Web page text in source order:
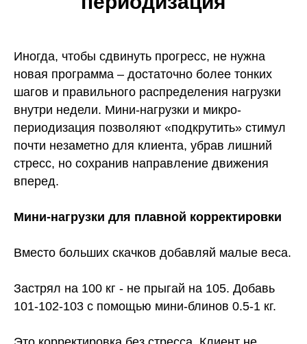
Иногда, чтобы сдвинуть прогресс, не нужна
новая программа – достаточно более тонких
шагов и правильного распределения нагрузки
внутри недели. Мини-нагрузки и микро-
периодизация позволяют «подкрутить» стимул
почти незаметно для клиента, убрав лишний
стресс, но сохранив направление движения
вперед.
Мини-нагрузки для плавной корректировки
Вместо больших скачков добавляй малые веса.
Застрял на 100 кг - не прыгай на 105. Добавь
101-102-103 с помощью мини-блинов 0.5-1 кг.